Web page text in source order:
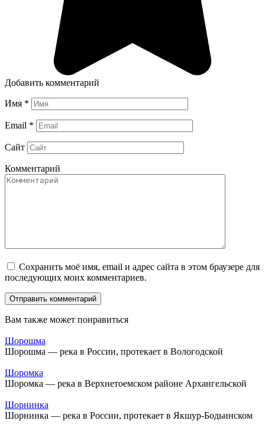
Добавить комментарий
Имя *
Email *
Сайт
Комментарий
Сохранить моё имя, email и адрес сайта в этом браузере для
последующих моих комментариев.
Вам также может понравиться
Шорошма
Шорошма — река в России, протекает в Вологодской
Шоромка
Шоромка — река в Верхнетоемском районе Архангельской
Шорнинка
Шорнинка — река в России, протекает в Якшур-Бодьинском